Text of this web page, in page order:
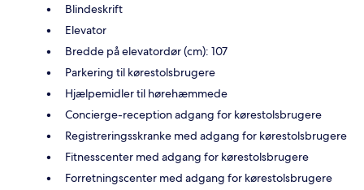
Blindeskrift
Elevator
Bredde på elevatordør (cm): 107
Parkering til kørestolsbrugere
Hjælpemidler til hørehæmmede
Concierge-reception adgang for kørestolsbrugere
Registreringsskranke med adgang for kørestolsbrugere
Fitnesscenter med adgang for kørestolsbrugere
Forretningscenter med adgang for kørestolsbrugere